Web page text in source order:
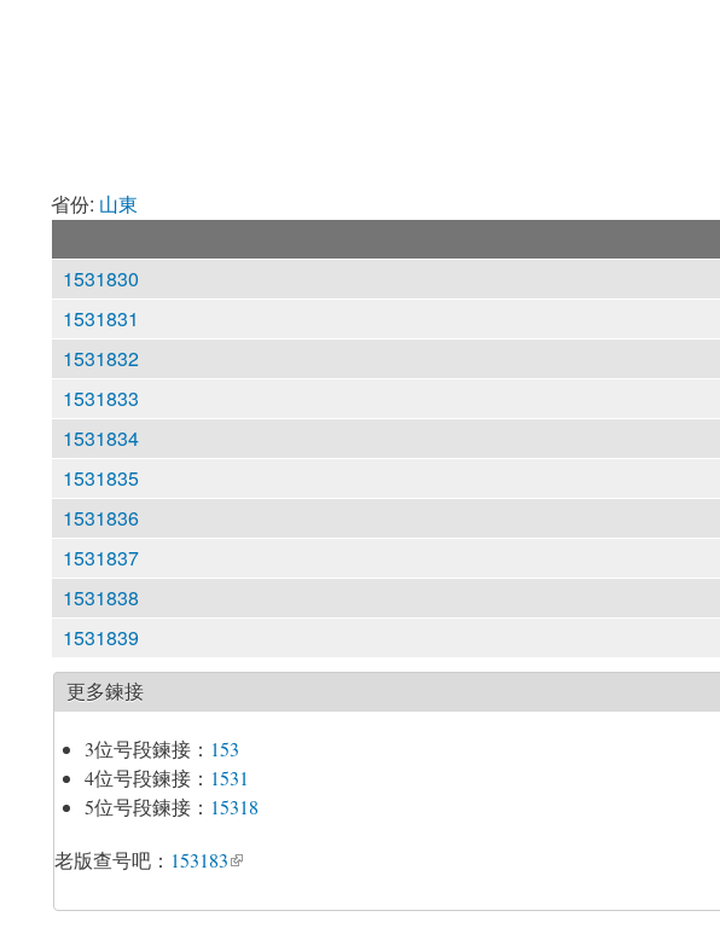
省份: 山東
1531830
1531831
1531832
1531833
1531834
1531835
1531836
1531837
1531838
1531839
更多鍊接
3位号段鍊接： 153
4位号段鍊接： 1531
5位号段鍊接： 15318
老版查号吧： 153183